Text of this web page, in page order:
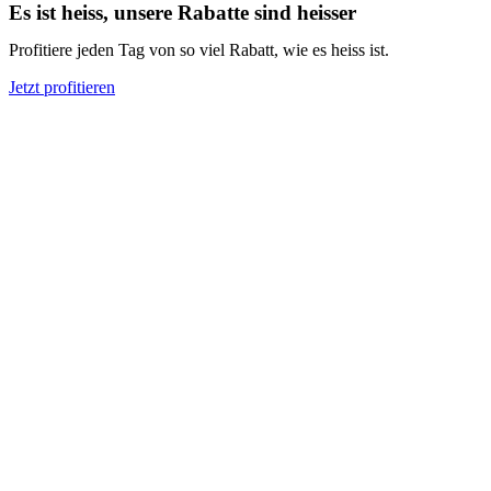
Es ist heiss, unsere Rabatte sind heisser
Profitiere jeden Tag von so viel Rabatt, wie es heiss ist.
Jetzt profitieren